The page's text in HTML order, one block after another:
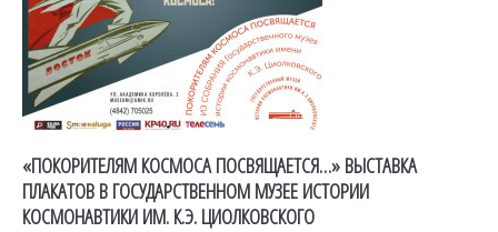
«ПОКОРИТЕЛЯМ КОСМОСА ПОСВЯЩАЕТСЯ…» ВЫСТАВКА
ПЛАКАТОВ В ГОСУДАРСТВЕННОМ МУЗЕЕ ИСТОРИИ
КОСМОНАВТИКИ ИМ. К.Э. ЦИОЛКОВСКОГО